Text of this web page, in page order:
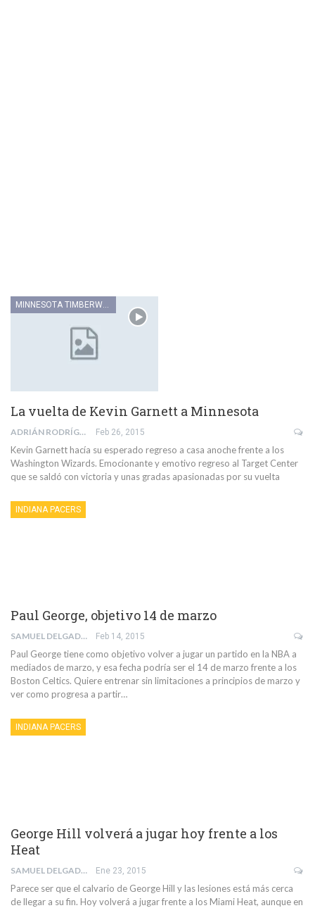
MINNESOTA TIMBERWOLVES
La vuelta de Kevin Garnett a Minnesota
ADRIÁN RODRÍGUEZ SÁNCHEZ Feb 26, 2015
Kevin Garnett hacía su esperado regreso a casa anoche frente a los
Washington Wizards. Emocionante y emotivo regreso al Target Center
que se saldó con victoria y unas gradas apasionadas por su vuelta
INDIANA PACERS
Paul George, objetivo 14 de marzo
SAMUEL DELGADO PEÑA Feb 14, 2015
Paul George tiene como objetivo volver a jugar un partido en la NBA a
mediados de marzo, y esa fecha podría ser el 14 de marzo frente a los
Boston Celtics. Quiere entrenar sin limitaciones a principios de marzo y
ver como progresa a partir…
INDIANA PACERS
George Hill volverá a jugar hoy frente a los
Heat
SAMUEL DELGADO PEÑA Ene 23, 2015
Parece ser que el calvario de George Hill y las lesiones está más cerca
de llegar a su fin. Hoy volverá a jugar frente a los Miami Heat, aunque en